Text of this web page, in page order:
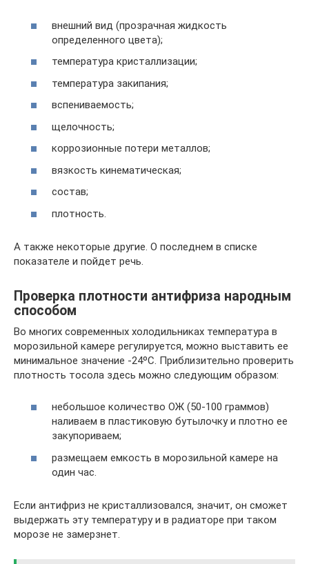
внешний вид (прозрачная жидкость
определенного цвета);
температура кристаллизации;
температура закипания;
вспениваемость;
щелочность;
коррозионные потери металлов;
вязкость кинематическая;
состав;
плотность.
А также некоторые другие. О последнем в списке
показателе и пойдет речь.
Проверка плотности антифриза народным
способом
Во многих современных холодильниках температура в
морозильной камере регулируется, можно выставить ее
минимальное значение -24ºC. Приблизительно проверить
плотность тосола здесь можно следующим образом:
небольшое количество ОЖ (50-100 граммов)
наливаем в пластиковую бутылочку и плотно ее
закупориваем;
размещаем емкость в морозильной камере на
один час.
Если антифриз не кристаллизовался, значит, он сможет
выдержать эту температуру и в радиаторе при таком
морозе не замерзнет.